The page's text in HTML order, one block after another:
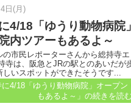
日(月)
4/18「ゆうり動物病院
内ツアーもあるよ～
の市民レポーターさんから総持寺
寺は、阪急とJRの駅とのあいだが
しいスポットができたそうです...
に4/18「ゆうり動物病院」オープ
もあるよ～」の続きを読む